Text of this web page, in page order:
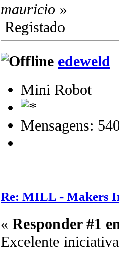
mauricio »
Registado
edeweld
Mini Robot
Mensagens:
Re: MILL - Makers
« Responder #1
Excelente